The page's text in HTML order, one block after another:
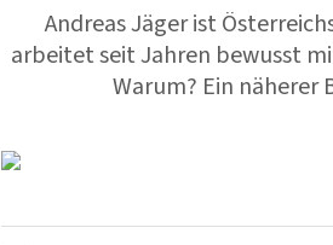
Andreas Jäger ist
arbeitet seit Jahren bewusst
Warum? Ein näherer